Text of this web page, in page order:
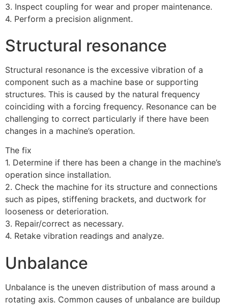
3. Inspect coupling for wear and proper maintenance.
4. Perform a precision alignment.
Structural resonance
Structural resonance is the excessive vibration of a
component such as a machine base or supporting
structures. This is caused by the natural frequency
coinciding with a forcing frequency. Resonance can be
challenging to correct particularly if there have been
changes in a machine’s operation.
The fix
1. Determine if there has been a change in the machine’s
operation since installation.
2. Check the machine for its structure and connections
such as pipes, stiffening brackets, and ductwork for
looseness or deterioration.
3. Repair/correct as necessary.
4. Retake vibration readings and analyze.
Unbalance
Unbalance is the uneven distribution of mass around a
rotating axis. Common causes of unbalance are buildup